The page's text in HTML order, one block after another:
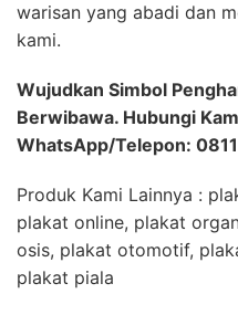
warisan yang abadi dan
kami.
Wujudkan Simbol
Berwibawa. Hubungi
WhatsApp/Telepon:
Produk Kami Lainnya :
plakat online, plakat
osis, plakat otomotif,
plakat piala